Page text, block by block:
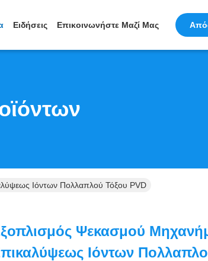
Ειδήσεις Επικοινωνήστε Μαζί Μας
Ιόντων Πολλαπλού Τόξου PVD
Ψεκασμού
Ιόντων